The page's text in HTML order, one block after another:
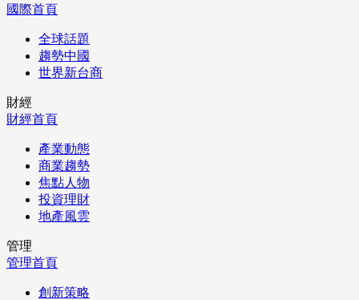
國際首頁
全球話題
趨勢中國
世界新台商
財經
財經首頁
產業動態
商業趨勢
焦點人物
投資理財
地產風雲
管理
管理首頁
創新策略